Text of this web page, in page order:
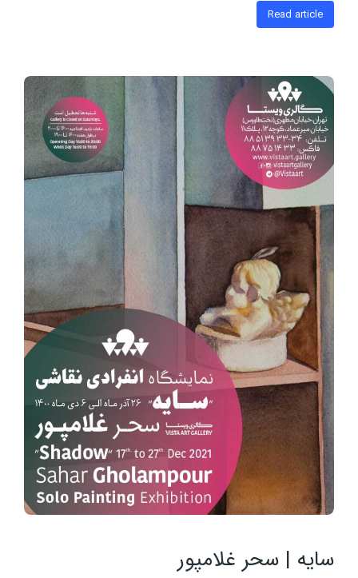
Read article
سایه | سحر غلامپور